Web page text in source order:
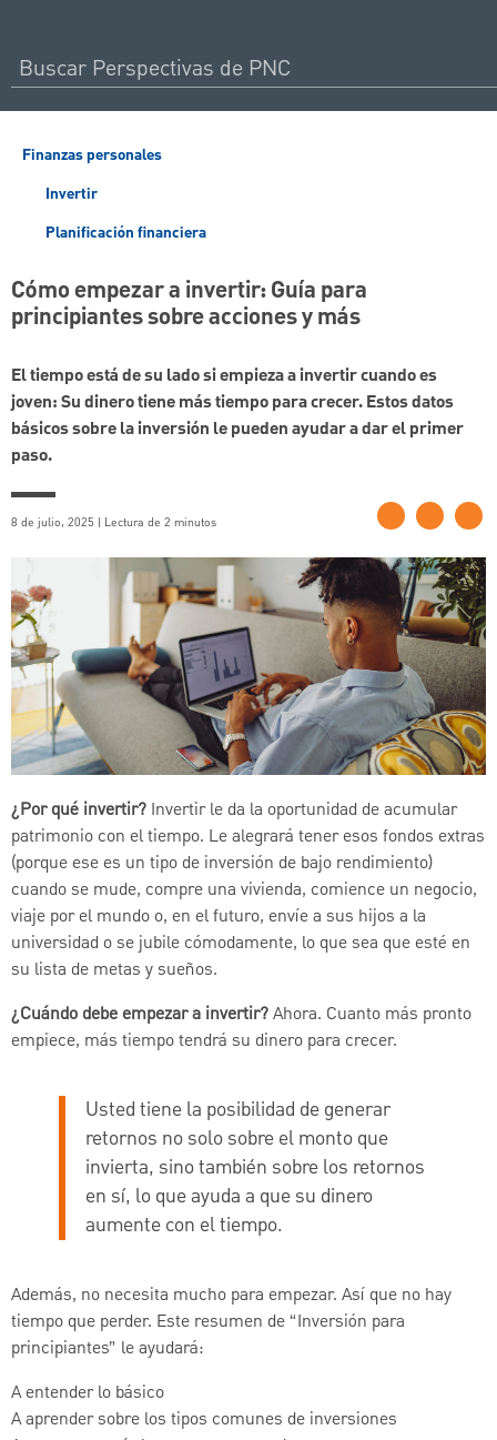
Finanzas personales
Invertir
Planificación financiera
Cómo empezar a invertir: Guía para
principiantes sobre acciones y más
El tiempo está de su lado si empieza a invertir cuando es
joven: Su dinero tiene más tiempo para crecer. Estos datos
básicos sobre la inversión le pueden ayudar a dar el primer
paso.
8 de julio, 2025 | Lectura de 2 minutos
¿Por qué invertir? Invertir le da la oportunidad de acumular
patrimonio con el tiempo. Le alegrará tener esos fondos extras
(porque ese es un tipo de inversión de bajo rendimiento)
cuando se mude, compre una vivienda, comience un negocio,
viaje por el mundo o, en el futuro, envíe a sus hijos a la
universidad o se jubile cómodamente, lo que sea que esté en
su lista de metas y sueños.
¿Cuándo debe empezar a invertir?Ahora. Cuanto más pronto
empiece, más tiempo tendrá su dinero para crecer.
Usted tiene la posibilidad de generar
retornos no solo sobre el monto que
invierta, sino también sobre los retornos
en sí, lo que ayuda a que su dinero
aumente con el tiempo.
Además, no necesita mucho para empezar. Así que no hay
tiempo que perder. Este resumen de “Inversión para
principiantes” le ayudará:
A entender lo básico
A aprender sobre los tipos comunes de inversiones